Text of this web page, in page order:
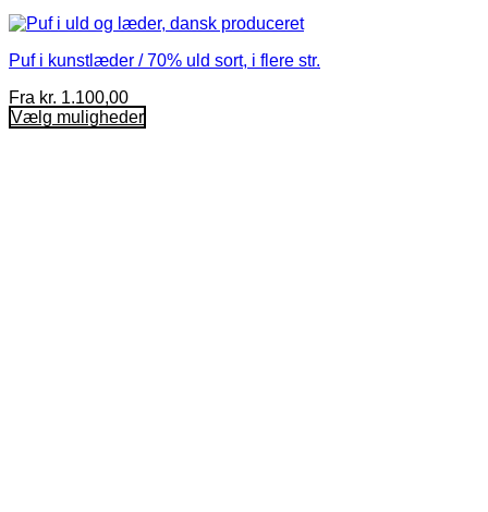
Puf i kunstlæder / 70% uld sort, i flere str.
Fra kr. 1.100,00
Vælg muligheder